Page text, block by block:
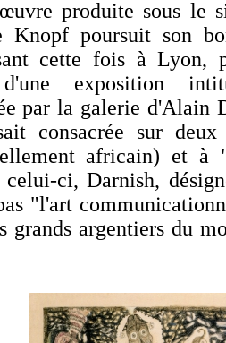
produite sous le
Knopf poursuit son
cette fois à Lyon,
exposition
par la galerie d'Alain
consacrée sur
africain) et à
celui-ci, Darnish,
"l'art
grands argentiers du